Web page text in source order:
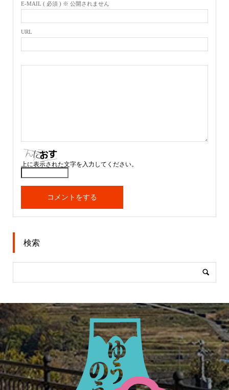
E-MAIL ( 必須 ) ※ 公開されません
URL
上に表示された文字を入力してください。
検索